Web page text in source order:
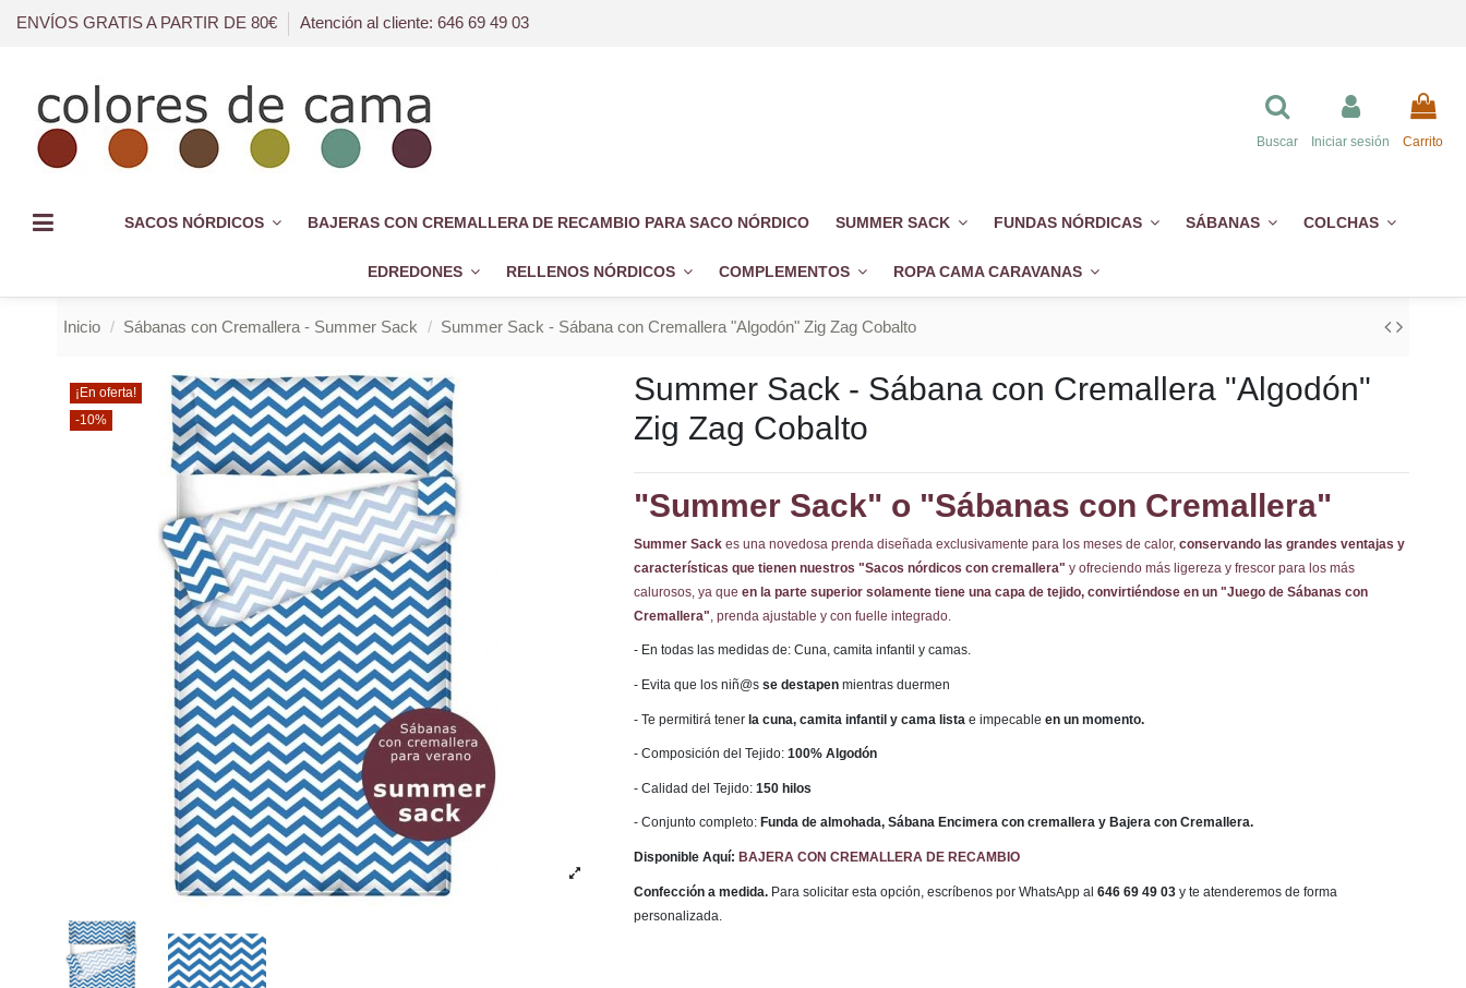
ENVÍOS GRATIS A PARTIR DE 80€ Atención al cliente: 646 69 49 03
Buscar Iniciar sesión Carrito
SACOS NÓRDICOS BAJERAS CON CREMALLERA DE RECAMBIO PARA SACO NÓRDICO SUMMER SACK FUNDAS NÓRDICAS SÁBANAS COLCHAS
EDREDONES RELLENOS NÓRDICOS COMPLEMENTOS ROPA CAMA CARAVANAS
Inicio Sábanas con Cremallera - Summer Sack Summer Sack - Sábana con Cremallera "Algodón" Zig Zag Cobalto
¡En oferta!
-10%
Summer Sack - Sábana con Cremallera "Algodón"
Zig Zag Cobalto
"Summer Sack" o "Sábanas con Cremallera"
Summer Sack es una novedosa prenda diseñada exclusivamente para los meses de calor,conservando las grandes ventajas y
características que tienen nuestros "Sacos nórdicos con cremallera" y ofreciendo más ligereza y frescor para los más
calurosos, ya queen la parte superior solamente tiene una capa de tejido, convirtiéndose en un "Juego de Sábanas con
Cremallera", prenda ajustable y con fuelle integrado.
- En todas las medidas de: Cuna, camita infantil y camas.
- Evita que los niñ@sse destapen mientras duermen
- Te permitirá tenerla cuna, camita infantil y cama lista e impecableen un momento.
- Composición del Tejido:100% Algodón
- Calidad del Tejido: 150 hilos
- Conjunto completo: Funda de almohada, Sábana Encimera con cremallera y Bajera con Cremallera.
Disponible Aquí: BAJERA CON CREMALLERA DE RECAMBIO
Confección a medida. Para solicitar esta opción, escríbenos por WhatsApp al646 69 49 03y te atenderemos de forma
personalizada.